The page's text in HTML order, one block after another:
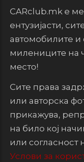
CARclub.mk е
ентузијасти,
автомобилите и
милениците на
место!
Сите права
или авторска
прикажува,
на било кој
или согласност
Услови за